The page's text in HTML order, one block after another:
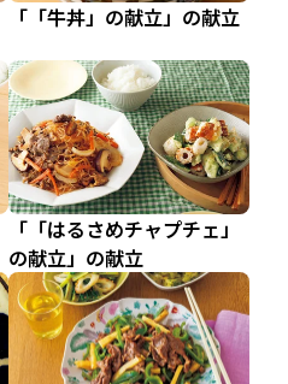
「「牛丼」の献立」の献立
「「はるさめチャプチェ」
の献立」の献立